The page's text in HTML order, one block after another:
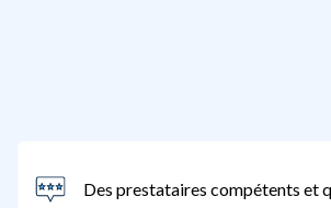
Des prestataires compétents et